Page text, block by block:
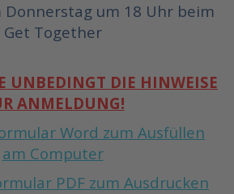
um 18 Uhr beim
Get Together
UNBEDINGT DIE HINWEISE
ANMELDUNG!
Word zum Ausfüllen
am Computer
PDF zum Ausdrucken